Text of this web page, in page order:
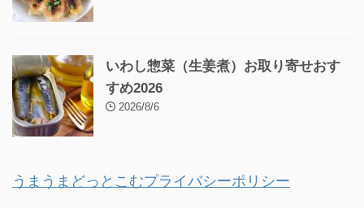
いわし惣菜（生姜煮）お取り寄せおす
すめ2026
2026/8/6
うまうまどっとこむプライバシーポリシー